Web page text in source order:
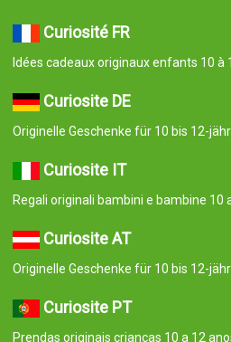
Curiosité FR
Idées cadeaux originaux enfants 10 à
Curiosite DE
Originelle Geschenke für 10 bis 12-
Curiosite IT
Regali originali bambini e bambine 10
Curiosite AT
Originelle Geschenke für 10 bis 12-
Curiosite PT
Prendas originais crianças 10 a 12